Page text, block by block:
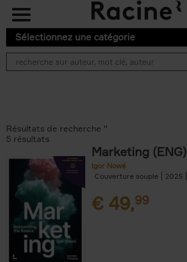
Aller au contenu principal
Sélectionnez une catégorie
Résultats de recherche ''
5 résultats
Marketing (ENG)
Igor Nowé
Couverture souple
2025
€ 49,99